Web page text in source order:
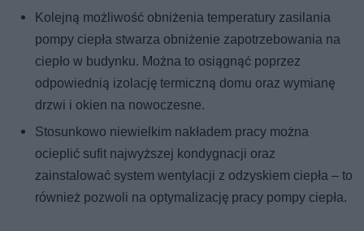
Kolejną możliwość obniżenia temperatury zasilania
pompy ciepła stwarza obniżenie zapotrzebowania na
ciepło w budynku. Można to osiągnąć poprzez
odpowiednią izolację termiczną domu oraz wymianę
drzwi i okien na nowoczesne.
Stosunkowo niewielkim nakładem pracy można
ocieplić sufit najwyższej kondygnacji oraz
zainstalować system wentylacji z odzyskiem ciepła – to
również pozwoli na optymalizację pracy pompy ciepła.